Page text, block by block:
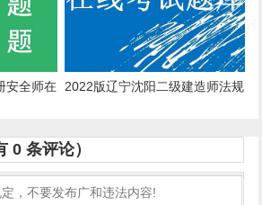
安全师在 2022版辽宁沈阳二级建造师法规
0 条评论）